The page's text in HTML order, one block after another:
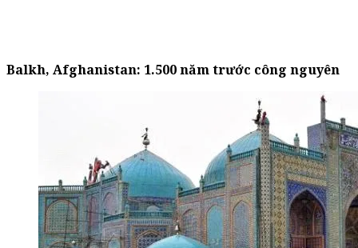
Balkh, Afghanistan: 1.500 năm trước công nguyên